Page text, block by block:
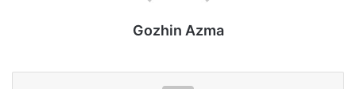
Gozhin Azma